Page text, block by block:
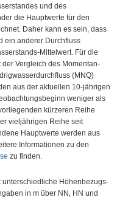
und des
die Hauptwerte für den
Daher kann es sein, dass
ein anderer Durchfluss
Mittelwert. Für die
Vergleich des Momentan-
(MNQ)
aus der aktuellen 10-jährigen
weniger als
kürzeren Reihe
vieljährigen Reihe seit
Hauptwerte werden aus
Informationen zu den
zu finden.
unterschiedliche Höhen­bezugs­
in m über NN, HN und